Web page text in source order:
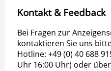
Kontakt & Feedback
Bei Fragen zur
kontaktieren Sie uns
Hotline: +49 (0) 40 688
Uhr 16:00 Uhr) oder